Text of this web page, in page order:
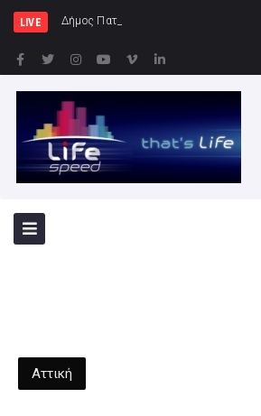
LIVE Δήμος Πατρέων : Τα παιδιά των Ημερ
Αττική